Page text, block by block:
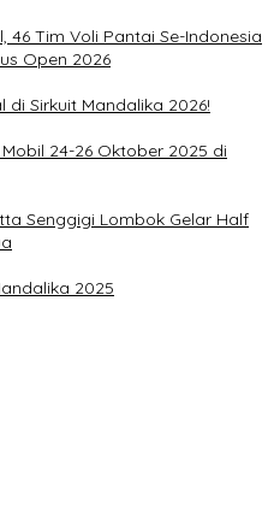
46 Tim Voli Pantai Se-Indonesia
Open 2026
di Sirkuit Mandalika 2026!
24-26 Oktober 2025 di
Senggigi Lombok Gelar Half
2025